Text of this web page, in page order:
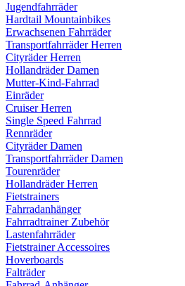
Jugendfahrräder
Hardtail Mountainbikes
Erwachsenen Fahrräder
Transportfahrräder Herren
Cityräder Herren
Hollandräder Damen
Mutter-Kind-Fahrrad
Einräder
Cruiser Herren
Single Speed Fahrrad
Rennräder
Cityräder Damen
Transportfahrräder Damen
Tourenräder
Hollandräder Herren
Fietstrainers
Fahrradanhänger
Fahrradtrainer Zubehör
Lastenfahrräder
Fietstrainer Accessoires
Hoverboards
Falträder